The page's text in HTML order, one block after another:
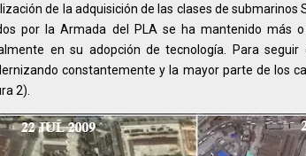
de la adquisición de las clases de submarinos
por la Armada del PLA se ha mantenido más
en su adopción de tecnología. Para
constantemente y la mayor parte de los
2).